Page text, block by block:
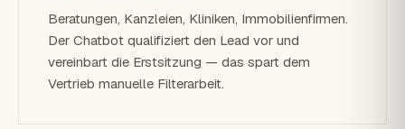
Beratungen, Kanzleien, Kliniken, Immobilienfirmen.
Der Chatbot qualifiziert den Lead vor und
vereinbart die Erstsitzung — das spart dem
Vertrieb manuelle Filterarbeit.